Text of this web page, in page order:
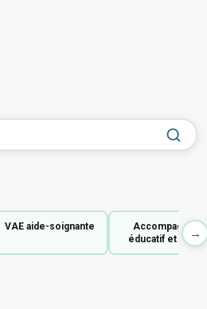
VAE aide-soignante
Accompagnant
éducatif et social
→